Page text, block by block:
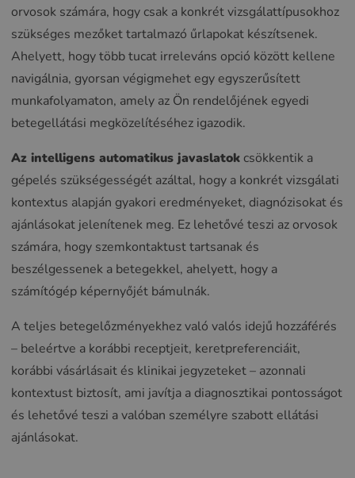
orvosok számára, hogy csak a konkrét vizsgálattípusokhoz
szükséges mezőket tartalmazó űrlapokat készítsenek.
Ahelyett, hogy több tucat irreleváns opció között kellene
navigálnia, gyorsan végigmehet egy egyszerűsített
munkafolyamaton, amely az Ön rendelőjének egyedi
betegellátási megközelítéséhez igazodik.
Az intelligens automatikus javaslatok csökkentik a
gépelés szükségességét azáltal, hogy a konkrét vizsgálati
kontextus alapján gyakori eredményeket, diagnózisokat és
ajánlásokat jelenítenek meg. Ez lehetővé teszi az orvosok
számára, hogy szemkontaktust tartsanak és
beszélgessenek a betegekkel, ahelyett, hogy a
számítógép képernyőjét bámulnák.
A teljes betegelőzményekhez való valós idejű hozzáférés
– beleértve a korábbi receptjeit, keretpreferenciáit,
korábbi vásárlásait és klinikai jegyzeteket – azonnali
kontextust biztosít, ami javítja a diagnosztikai pontosságot
és lehetővé teszi a valóban személyre szabott ellátási
ajánlásokat.